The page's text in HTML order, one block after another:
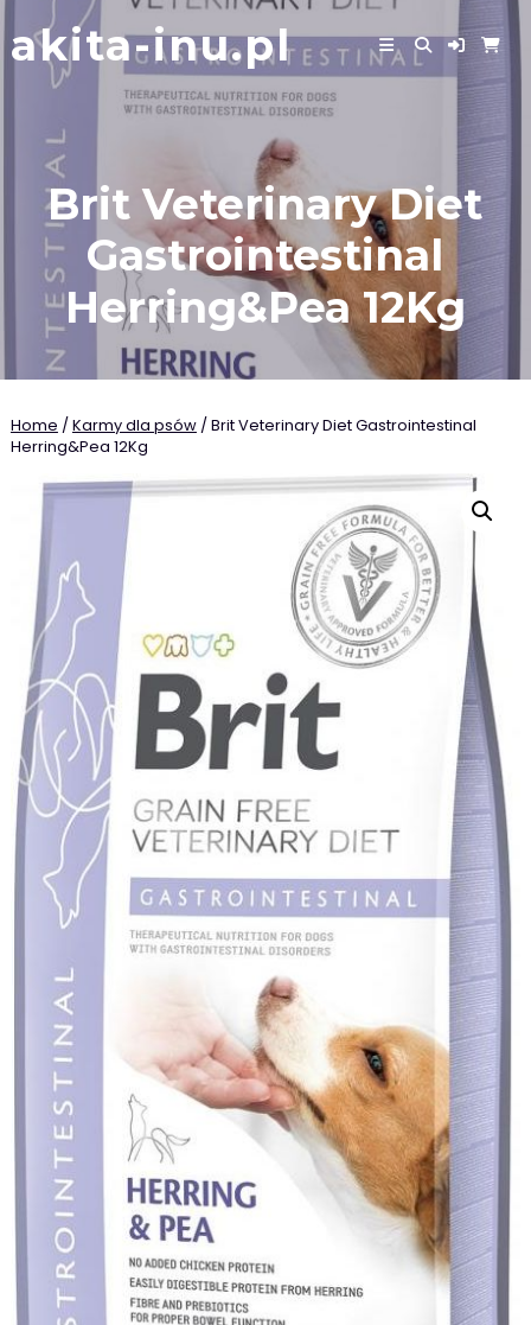
to
content
akita-inu.pl
Brit Veterinary Diet
Gastrointestinal
Herring&Pea 12Kg
Home /Karmy dla psów/ Brit Veterinary Diet Gastrointestinal
Herring&Pea 12Kg